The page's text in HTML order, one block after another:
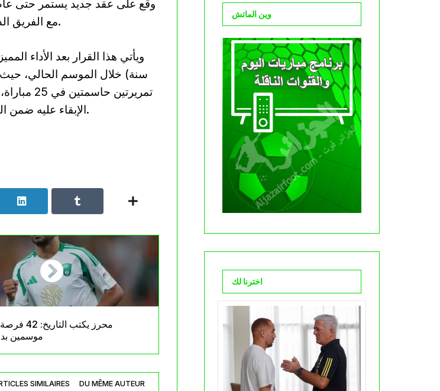
مع الفريق الذي تألق معه هذا الموسم.
سنة) خلال الموسم الحالي،
تمريرتين
الإبقاء عليه ضمن التشكيلة للمواسم القادمة.
محرز يكتب
موسمين
SIMILAIRES DU MÊME AUTEUR
وين الماتش
اخترنا لك